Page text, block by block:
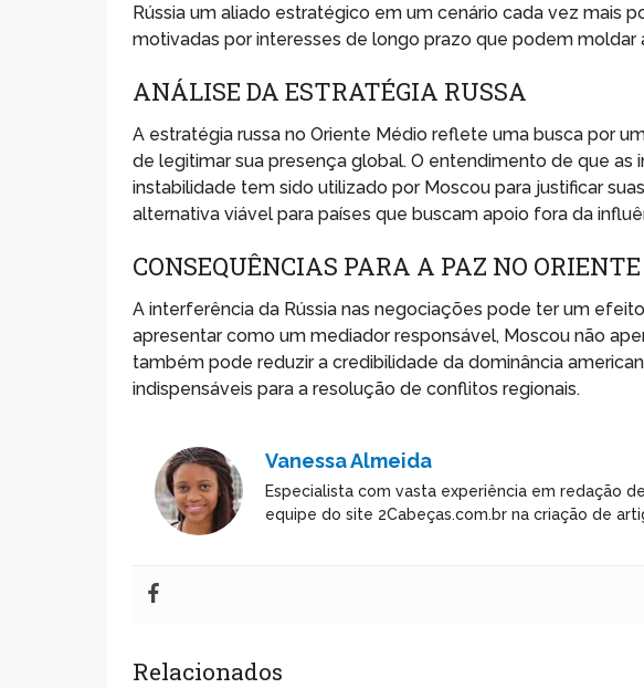
Rússia um aliado estratégico em um cenário cada vez mais
motivadas por interesses de longo prazo que podem moldar
ANÁLISE DA ESTRATÉGIA RUSSA
A estratégia russa no Oriente Médio reflete uma busca por
de legitimar sua presença global. O entendimento de que as
instabilidade tem sido utilizado por Moscou para justificar
alternativa viável para países que buscam apoio fora da
CONSEQUÊNCIAS PARA A PAZ NO
A interferência da Rússia nas negociações pode ter um
apresentar como um mediador responsável, Moscou não
também pode reduzir a credibilidade da dominância
indispensáveis para a resolução de conflitos regionais.
Vanessa Almeida
Especialista com vasta experiência em redação
equipe do site 2Cabeças.com.br na criação de
Relacionados